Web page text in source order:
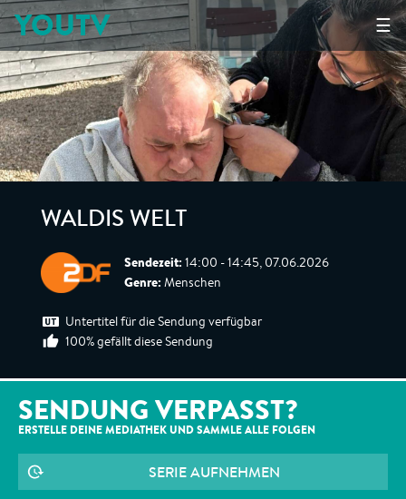
☰
YOUTV
WALDIS WELT
Sendezeit: 14:00 - 14:45, 07.06.2026
Genre: Menschen
Untertitel für die Sendung verfügbar
100% gefällt diese Sendung
SENDUNG VERPASST?
ERSTELLE DEINE MEDIATHEK UND SAMMLE ALLE FOLGEN
SERIE AUFNEHMEN